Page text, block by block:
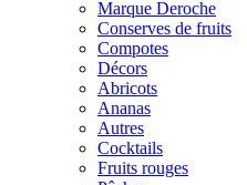
Marque Deroche
Conserves de fruits
Compotes
Décors
Abricots
Ananas
Autres
Cocktails
Fruits rouges